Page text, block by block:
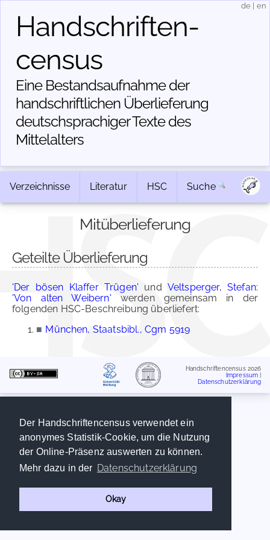
Der Handschriftencensus verwendet ein
anonymes Statistik-Cookie, um die Nutzung
der Online-Präsenz auswerten zu können.
Mehr dazu in der Datenschutzerklärung
Okay
Handschriften­
census
Eine Bestandsaufnahme der
handschriftlichen Über­lieferung
deutschsprachiger Texte des
Mittelalters
de en
Verzeichnisse Literatur HSC Suche
Mitüberlieferung
Geteilte Überlieferung
'Der bösen Klaffer Trügen' und Veltsperger, Stefan:
'Von alten Weibern' werden gemeinsam in der
folgenden HSC-Beschreibung überliefert:
■ München, Staatsbibl., Cgm 5919
Handschriftencensus 2026
Impressum
Datenschutzerklärung